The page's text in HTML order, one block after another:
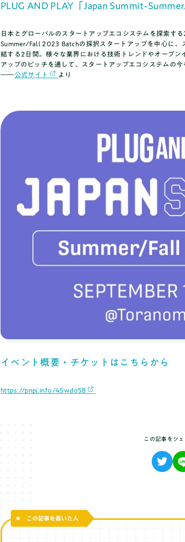
保護者
ブロ
推薦・総合
PLUG AND PLAY「Japan Summit-
日本とグローバルのスタートアップエコシステムを探索する
Summer/Fall 2023 Batchの採択スタートアップを中心に、
結する2日間。様々な業界における技術トレンドやオープ
アップのピッチを通して、スタートアップエコシステムの今
――公式サイト より
イベント概要・チケットはこちらから
https://pnpj.info/45wdoS8
この記事をシェ